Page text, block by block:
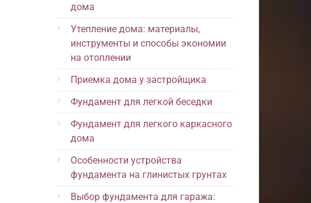
дома
Утепление дома: материалы,
инструменты и способы экономии
на отоплении
Приемка дома у застройщика
Фундамент для легкой беседки
Фундамент для легкого каркасного
дома
Особенности устройства
фундамента на глинистых грунтах
Выбор фундамента для гаража: